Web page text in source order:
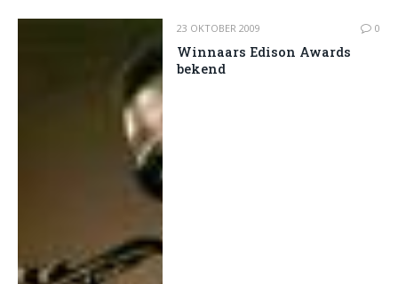
23 OKTOBER 2009 0
Winnaars Edison Awards
bekend